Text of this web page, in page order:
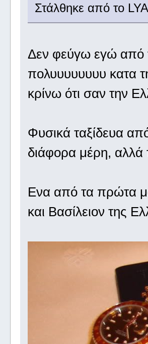
Στάλθηκε από το
Δεν φεύγω εγώ από
πολυυυυυυυυ κατα
κρίνω ότι σαν την
Φυσικά ταξίδευα
διάφορα μέρη,
Ενα από τα πρώτα
και Βασίλειον της